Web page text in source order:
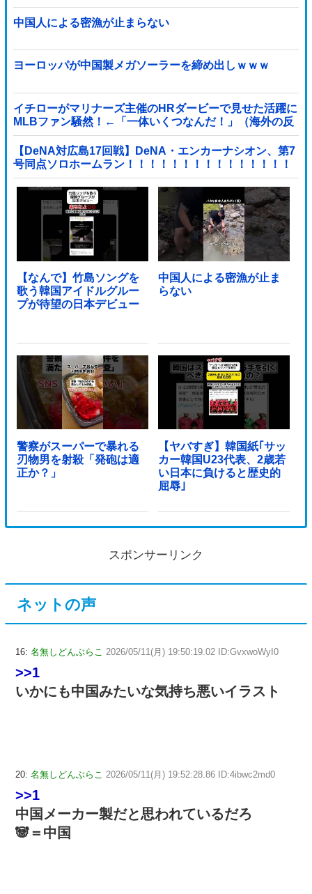
中国人による密漁が止まらない
ヨーロッパが中国製メガソーラーを締め出しｗｗｗ
イチローがマリナーズ主催のHRダービーで見せた活躍に
MLBファン騒然！←「一体いくつなんだ！」（海外の反
応）
【DeNA対広島17回戦】DeNA・エンカーナシオン、第7
号同点ソロホームラン！！！！！！！！！！！！！！！
他
【なんで】竹島ソングを
歌う韓国アイドルグルー
プが待望の日本デビュー
中国人による密漁が止ま
らない
警察がスーパーで暴れる
刃物男を射殺「発砲は適
正か？」
【ヤバすぎ】韓国紙｢サッ
カー韓国U23代表、2歳若
い日本に負けると歴史的
屈辱｣
スポンサーリンク
ネットの声
16: 名無しどんぶらこ 2026/05/11(月) 19:50:19.02 ID:GvxwoWyI0
>>1
いかにも中国みたいな気持ち悪いイラスト
20: 名無しどんぶらこ 2026/05/11(月) 19:52:28.86 ID:4ibwc2md0
>>1
中国メーカー製だと思われているだろ
🐼＝中国